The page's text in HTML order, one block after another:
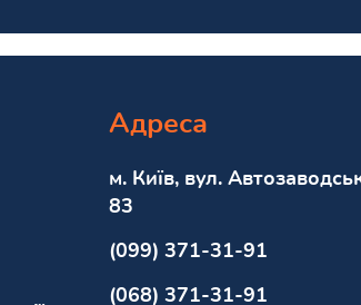
Адреса
м. Київ, вул.
83
(099) 371-31-91
(068) 371-31-91